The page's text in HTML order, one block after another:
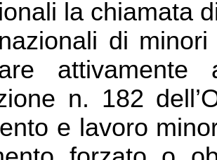
la chiamata
di
n. 182
e lavoro